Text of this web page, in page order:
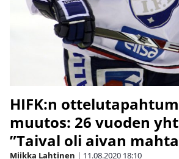
HIFK:n
muutos: 26 vuoden
”Taival oli aivan
Miikka Lahtinen | 11.08.2020 18:10